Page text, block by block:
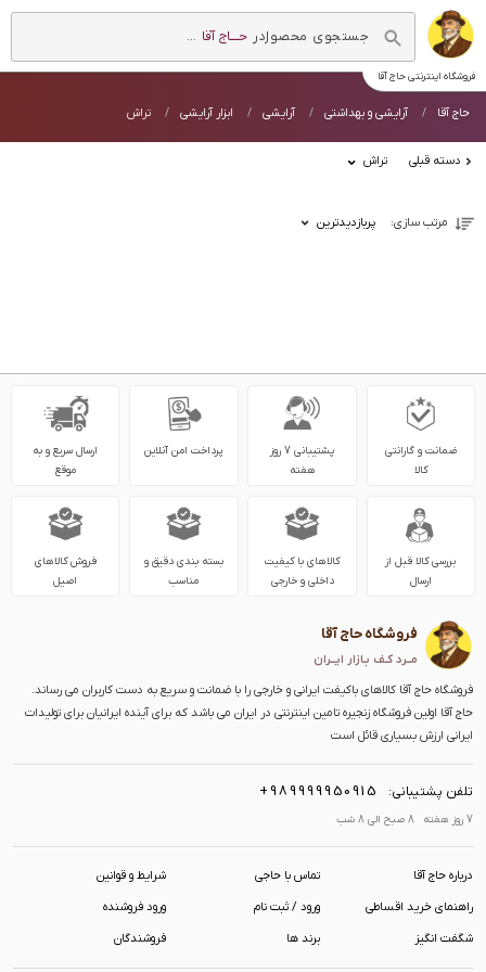
فروشگاه اینترنتیحاج آقا
در حــــاج آقا ...
حاج آقا آرایشی و بهداشتی آرایشی ابزار آرایشی تراش
دسته قبلی تراش
مرتب سازی: پربازدیدترین
ضمانت و گارانتی
کالا
پشتیبانی 7 روز
هفته
پرداخت امن آنلاین
ارسال سریع و به
موقع
بررسی کالا قبل از
ارسال
کالاهای با کیفیت
داخلی و خارجی
بسته بندی دقیق و
مناسب
فروش کالاهای
اصیل
فروشگاه حاج آقا
مــرد کـف بـازار ایــران
فروشگاه حاج آقا کالاهای باکیفت ایرانی و خارجی را با ضمانت و سریع به دست کاربران می رساند.
حاج آقا اولین فروشگاه زنجیره تامین اینترنتی در ایران می باشد که برای آینده ایرانیان برای تولیدات
ایرانی ارزش بسیاری قائل است
تلفن پشتیبانی: +989999950915
7 روز هفته 8 صبح الی 8 شب
درباره حاج آقا تماس با حاجی شرایط و قوانین
راهنمای خرید اقساطی ورود / ثبت نام ورود فروشنده
شگفت انگیز برند ها فروشندگان